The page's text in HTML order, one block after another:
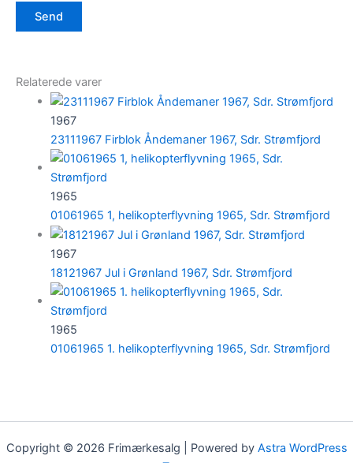
Relaterede varer
1967
23111967 Firblok Åndemaner 1967, Sdr. Strømfjord
1965
01061965 1, helikopterflyvning 1965, Sdr. Strømfjord
1967
18121967 Jul i Grønland 1967, Sdr. Strømfjord
1965
01061965 1. helikopterflyvning 1965, Sdr. Strømfjord
Copyright © 2026 Frimærkesalg | Powered by Astra WordPress